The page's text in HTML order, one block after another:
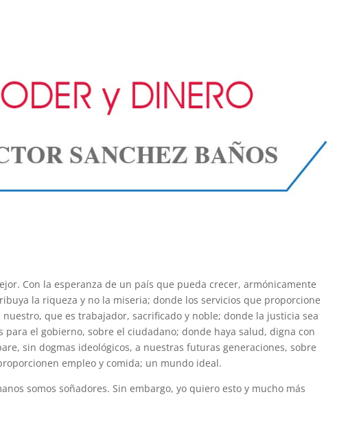
Con la esperanza de un país que pueda crecer, armónicamente
la riqueza y no la miseria; donde los servicios que proporcione
que es trabajador, sacrificado y noble; donde la justicia sea
el gobierno, sobre el ciudadano; donde haya salud, digna con
sin dogmas ideológicos, a nuestras futuras generaciones, sobre
empleo y comida; un mundo ideal.
somos soñadores. Sin embargo, yo quiero esto y mucho más